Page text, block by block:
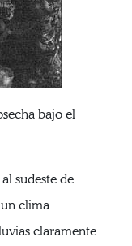
bajo el
sudeste de
clima
claramente